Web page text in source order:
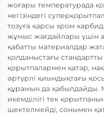
жоғары температурада
негізіндегі
тозуға қарсы хром
жұмыс жағдайлары үшін
қабатты материалдар
қолданыстағы
қорытпалармен қатар,
әртүрлі қиындықтағы
құрамын да қабылдайды.
икемділігі тек
шектелмейді, сонымен